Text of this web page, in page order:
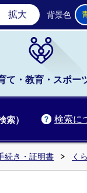
式ホームページ
拡大 背景色
て・教育・スポー
検索に
索）
続き・証明書 く